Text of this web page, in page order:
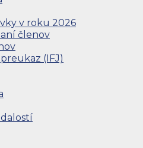
v roku 2026
členov
(IFJ)